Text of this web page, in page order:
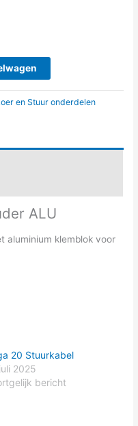
en Stuur onderdelen
ALU
aluminium klemblok voor
20 Stuurkabel
2025
bericht